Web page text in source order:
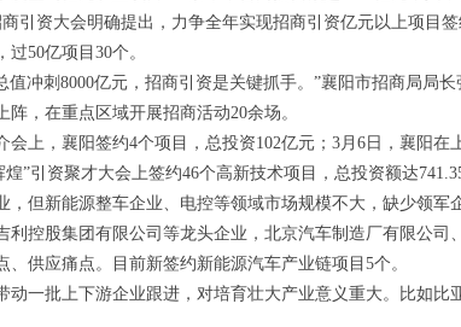
引资大会明确提出，力争全年实现招商引资亿元以上项目
50亿项目30个。
值冲刺8000亿元，招商引资是关键抓手。”襄阳市招商局局
阵，在重点区域开展招商活动20余场。
会上，襄阳签约4个项目，总投资102亿元；3月6日，襄阳
”引资聚才大会上签约46个高新技术项目，总投资额达
，但新能源整车企业、电控等领域市场规模不大，缺少领
利控股集团有限公司等龙头企业，北京汽车制造厂有限公
、供应痛点。目前新签约新能源汽车产业链项目5个。
动一批上下游企业跟进，对培育壮大产业意义重大。比如